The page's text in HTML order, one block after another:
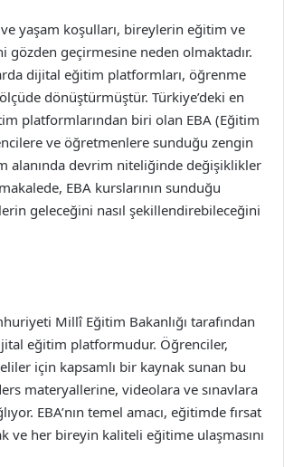
yaşam koşulları, bireylerin eğitim ve
gözden geçirmesine neden olmaktadır.
dijital eğitim platformları, öğrenme
dönüştürmüştür. Türkiye’deki en
platformlarından biri olan EBA (Eğitim
ve öğretmenlere sunduğu zengin
alanında devrim niteliğinde değişiklikler
EBA kurslarının sunduğu
geleceğini nasıl şekillendirebileceğini
Millî Eğitim Bakanlığı tarafından
eğitim platformudur. Öğrenciler,
için kapsamlı bir kaynak sunan bu
materyallerine, videolara ve sınavlara
EBA’nın temel amacı, eğitimde fırsat
ve her bireyin kaliteli eğitime ulaşmasını